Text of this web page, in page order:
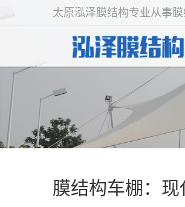
太原泓泽膜结构专业从事
膜结构车棚：